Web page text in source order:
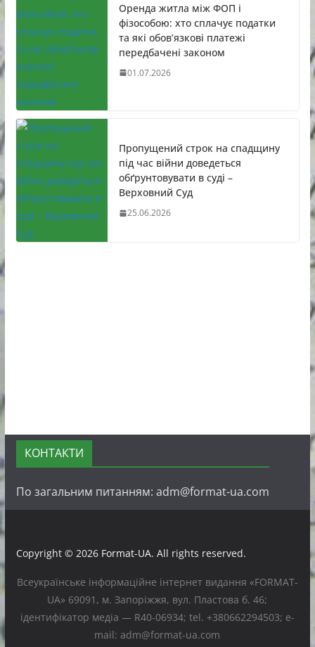
Оренда житла між ФОП і
фізособою: хто сплачує податки
та які обов’язкові платежі
передбачені законом
01.07.2026
Пропущений строк на спадщину
під час війни доведеться
обґрунтовувати в суді –
Верховний Суд
25.06.2026
КОНТАКТИ
По загальним питанням: adm@format-ua.com
Copyright © 2026 Format-UA. All rights reserved.
Всеукраїнське інформаційне інтернет видання «FORMAT-
UA» 69091, м. Запоріжжя, вул. Пластова б. 46;
ідентифікатор медіа — R40-06934; tel. +380662294503; e-
mail: adm@format-ua.com